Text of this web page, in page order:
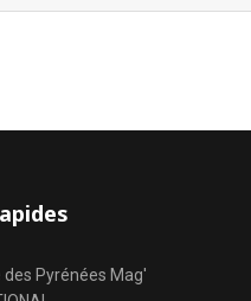
des Pyrénées Mag'